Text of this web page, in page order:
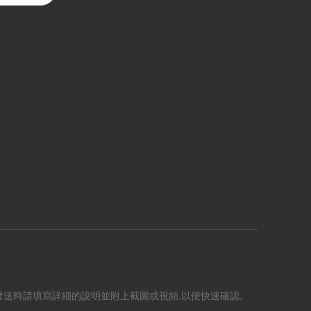
請填寫詳細的說明並附上截圖或視頻,以便快速確認。